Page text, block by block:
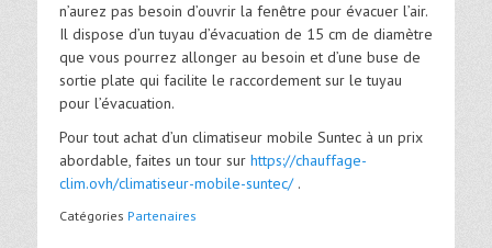
n’aurez pas besoin d’ouvrir la fenêtre pour évacuer l’air.
Il dispose d’un tuyau d’évacuation de 15 cm de diamètre
que vous pourrez allonger au besoin et d’une buse de
sortie plate qui facilite le raccordement sur le tuyau
pour l’évacuation.
Pour tout achat d’un climatiseur mobile Suntec à un prix
abordable, faites un tour sur https://chauffage-
clim.ovh/climatiseur-mobile-suntec/.
Catégories Partenaires